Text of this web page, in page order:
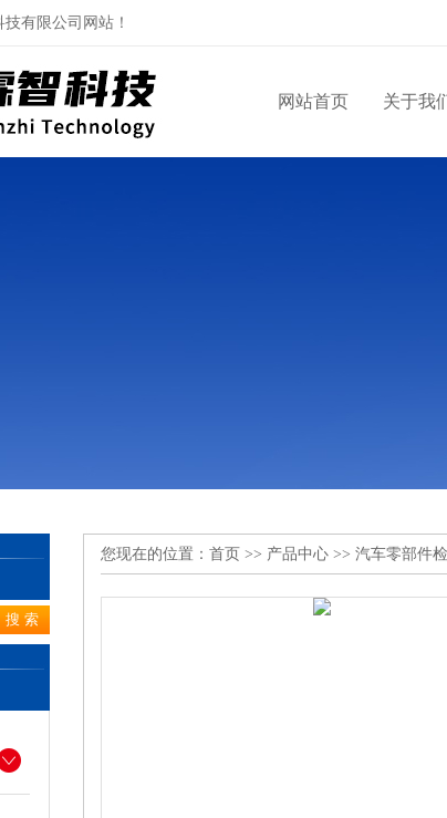
有限公司网站！
网站首页 关于我
您现在的位置： 首页 >> 产品中心 >> 汽车零部件